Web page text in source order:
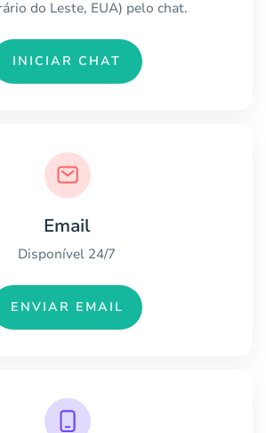
do Leste, EUA) pelo chat.
INICIAR CHAT
Email
Disponível 24/7
ENVIAR EMAIL